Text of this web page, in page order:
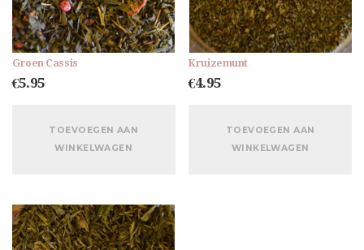
Groen Cassis
€5.95
TOEVOEGEN AAN
WINKELWAGEN
Kruizemunt
€4.95
TOEVOEGEN AAN
WINKELWAGEN